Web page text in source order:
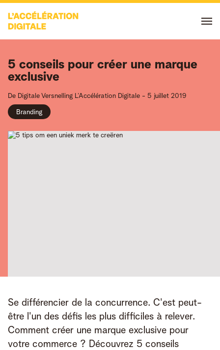
5 conseils pour créer une marque
exclusive
De Digitale Versnelling L’Accélération Digitale - 5 juillet 2019
Branding
Se différencier de la concurrence. C'est peut-
être l'un des défis les plus difficiles à relever.
Comment créer une marque exclusive pour
votre commerce ? Découvrez 5 conseils